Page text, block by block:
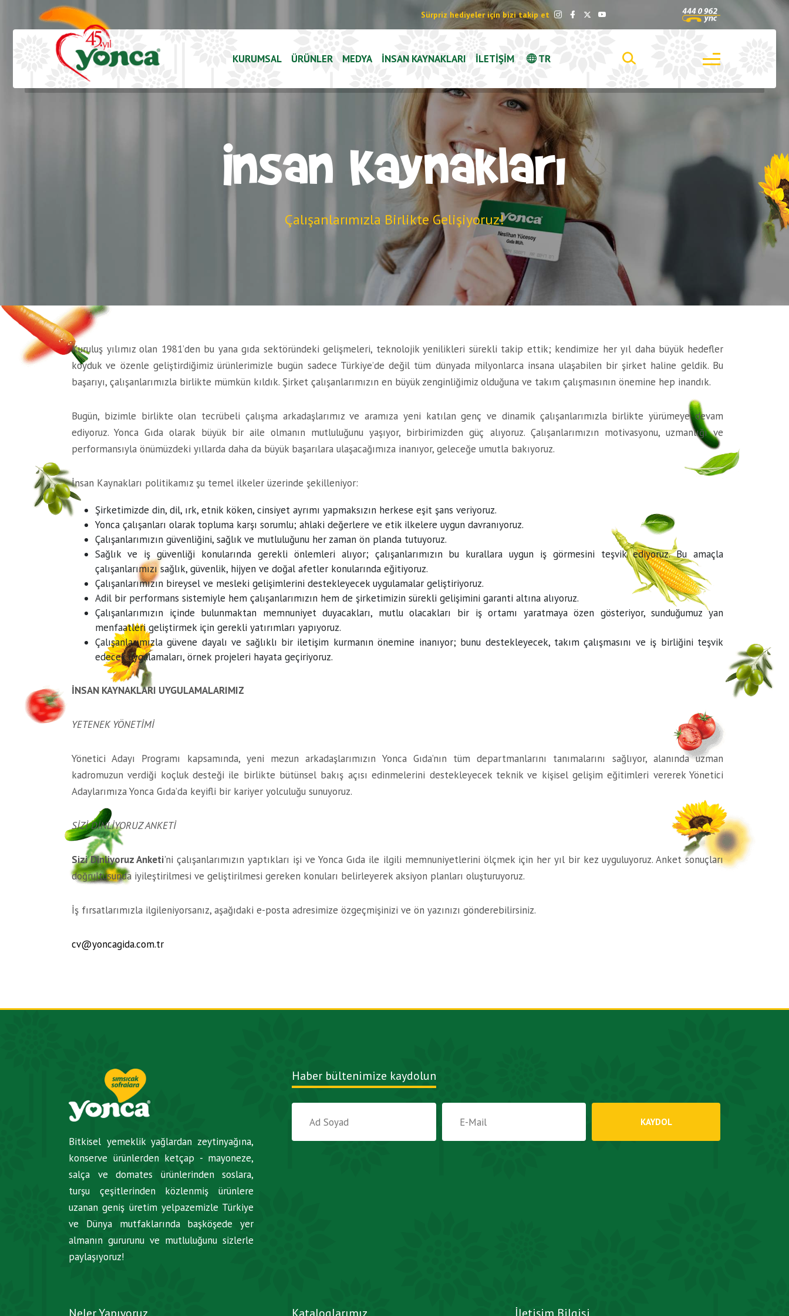
Sürpriz hediyeler için bizi takip et
KURUMSAL ÜRÜNLER MEDYA İNSAN KAYNAKLARI İLETİŞİM TR
İnsan Kaynakları
Çalışanlarımızla Birlikte Gelişiyoruz!
Kuruluş yılımız olan 1981’den bu yana gıda sektöründeki gelişmeleri, teknolojik yenilikleri sürekli takip ettik; kendimize her yıl daha büyük hedefler
koyduk ve özenle geliştirdiğimiz ürünlerimizle bugün sadece Türkiye’de değil tüm dünyada milyonlarca insana ulaşabilen bir şirket haline geldik. Bu
başarıyı, çalışanlarımızla birlikte mümkün kıldık. Şirket çalışanlarımızın en büyük zenginliğimiz olduğuna ve takım çalışmasının önemine hep inandık.
Bugün, bizimle birlikte olan tecrübeli çalışma arkadaşlarımız ve aramıza yeni katılan genç ve dinamik çalışanlarımızla birlikte yürümeye devam
ediyoruz. Yonca Gıda olarak büyük bir aile olmanın mutluluğunu yaşıyor, birbirimizden güç alıyoruz. Çalışanlarımızın motivasyonu, uzmanlığı ve
performansıyla önümüzdeki yıllarda daha da büyük başarılara ulaşacağımıza inanıyor, geleceğe umutla bakıyoruz.
İnsan Kaynakları politikamız şu temel ilkeler üzerinde şekilleniyor:
Şirketimizde din, dil, ırk, etnik köken, cinsiyet ayrımı yapmaksızın herkese eşit şans veriyoruz.
Yonca çalışanları olarak topluma karşı sorumlu; ahlaki değerlere ve etik ilkelere uygun davranıyoruz.
Çalışanlarımızın güvenliğini, sağlık ve mutluluğunu her zaman ön planda tutuyoruz.
Sağlık ve iş güvenliği konularında gerekli önlemleri alıyor; çalışanlarımızın bu kurallara uygun iş görmesini teşvik ediyoruz. Bu amaçla
çalışanlarımızı sağlık, güvenlik, hijyen ve doğal afetler konularında eğitiyoruz.
Çalışanlarımızın bireysel ve mesleki gelişimlerini destekleyecek uygulamalar geliştiriyoruz.
Adil bir performans sistemiyle hem çalışanlarımızın hem de şirketimizin sürekli gelişimini garanti altına alıyoruz.
Çalışanlarımızın içinde bulunmaktan memnuniyet duyacakları, mutlu olacakları bir iş ortamı yaratmaya özen gösteriyor, sunduğumuz yan
menfaatleri geliştirmek için gerekli yatırımları yapıyoruz.
Çalışanlarımızla güvene dayalı ve sağlıklı bir iletişim kurmanın önemine inanıyor; bunu destekleyecek, takım çalışmasını ve iş birliğini teşvik
edecek uygulamaları, örnek projeleri hayata geçiriyoruz.
İNSAN KAYNAKLARI UYGULAMALARIMIZ
YETENEK YÖNETİMİ
Yönetici Adayı Programı kapsamında, yeni mezun arkadaşlarımızın Yonca Gıda’nın tüm departmanlarını tanımalarını sağlıyor, alanında uzman
kadromuzun verdiği koçluk desteği ile birlikte bütünsel bakış açısı edinmelerini destekleyecek teknik ve kişisel gelişim eğitimleri vererek Yönetici
Adaylarımıza Yonca Gıda’da keyifli bir kariyer yolculuğu sunuyoruz.
SİZİ DİNLİYORUZ ANKETİ
Sizi Dinliyoruz Anketi'ni çalışanlarımızın yaptıkları işi ve Yonca Gıda ile ilgili memnuniyetlerini ölçmek için her yıl bir kez uyguluyoruz. Anket sonuçları
doğrultusunda iyileştirilmesi ve geliştirilmesi gereken konuları belirleyerek aksiyon planları oluşturuyoruz.
İş fırsatlarımızla ilgileniyorsanız, aşağıdaki e-posta adresimize özgeçmişinizi ve ön yazınızı gönderebilirsiniz.
cv@yoncagida.com.tr
Bitkisel yemeklik yağlardan zeytinyağına,
konserve ürünlerden ketçap - mayoneze,
salça ve domates ürünlerinden soslara,
turşu çeşitlerinden közlenmiş ürünlere
uzanan geniş üretim yelpazemizle Türkiye
ve Dünya mutfaklarında başköşede yer
almanın gururunu ve mutluluğunu sizlerle
paylaşıyoruz!
Haber bültenimize kaydolun